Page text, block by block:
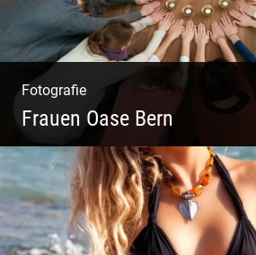
Fotografie
Frauen Oase Bern
Yoga Fotografie | Magische
Farben | Wilde Formen